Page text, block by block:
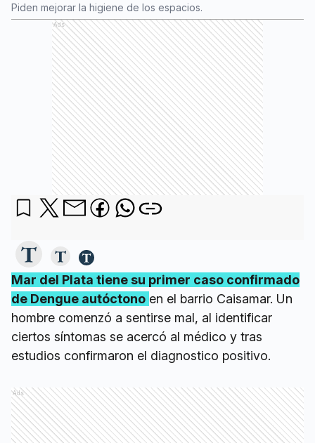
Piden mejorar la higiene de los espacios.
Ads
Mar del Plata tiene su primer caso confirmado
de Dengue autóctono en el barrio Caisamar. Un
hombre comenzó a sentirse mal, al identificar
ciertos síntomas se acercó al médico y tras
estudios confirmaron el diagnostico positivo.
Ads